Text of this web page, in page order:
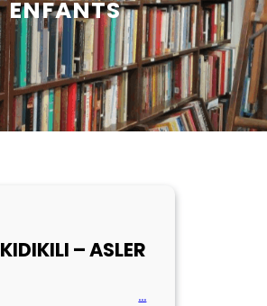
ENFANTS
KIDIKILI – ASLER
…